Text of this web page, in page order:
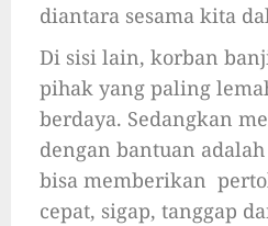
diantara sesama kita
Di sisi lain, korban
pihak yang paling
berdaya. Sedangkan
dengan bantuan
bisa memberikan
cepat, sigap, tanggap